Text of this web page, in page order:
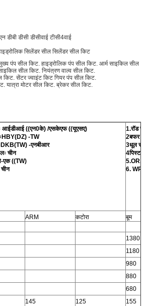
डीबी डीसी डीसीवाई टीसी4वाई
सिलेंडर सील सिलेंडर सील किट
पंप सील किट. हाइड्रोलिक पंप सील किट. आर्म साइकिल सील
सील किट. नियंत्रण वाल्व सील किट.
सेंटर ज्वाइंट किट गियर पंप सील किट.
यात्रा मोटर सील किट. ब्रेकर सील किट.
आईडीआई ((एन0के) /एसकेएफ ((यूएसए)
-TW
-एनबीआर
चीन
एक ((TW)
1.रॉड
2बफर
3धूल
6.
ARM कटोरा
बूम
1380
1180
980
880
680
145 125
155